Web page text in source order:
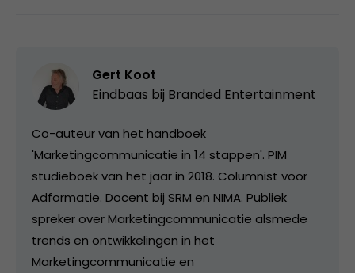
Gert Koot
Eindbaas bij Branded Entertainment
Co-auteur van het handboek
'Marketingcommunicatie in 14 stappen'. PIM
studieboek van het jaar in 2018. Columnist voor
Adformatie. Docent bij SRM en NIMA. Publiek
spreker over Marketingcommunicatie alsmede
trends en ontwikkelingen in het
Marketingcommunicatie en